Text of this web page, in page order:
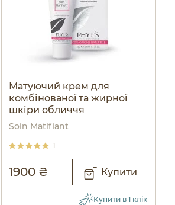
Матуючий крем для
комбінованої та жирної
шкіри обличчя
Soin Matifiant
1
1900 ₴ Купити
Купити в 1 клік